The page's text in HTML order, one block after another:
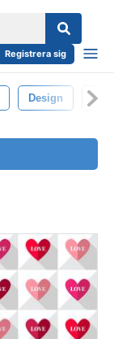
Registrera sig
Design